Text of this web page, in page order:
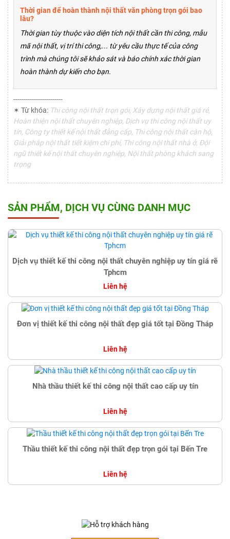
Thời gian để hoàn thành nội thất văn phòng trọn gói bao
lâu?
Thời gian tùy thuộc vào diện tích nội thất cần thi công, mẫu
mã nội thất, vị trí thi công,... từ yêu cầu thực tế của công
trình mà chúng tôi sẽ khảo sát và báo chính xác thời gian
hoàn thành dự kiến cho bạn.
------------------------
✶ Từ khóa: Thi công nội thất trọn gói, Xây dựng nội thất giá rẻ,
Hoàn thiện nội thất chuyên nghiệp, Dịch vụ thi công nội thất uy
tín, Công ty thiết kế nội thất đẳng cấp, Thi công nội thất căn hộ,
Giải pháp nội thất tiết kiệm chi phí, Thi công nội thất nhà ở, Đội
ngũ thiết kế nội thất chuyên nghiệp, Nội thất phòng khách sang
trọng
SẢN PHẨM, DỊCH VỤ CÙNG DANH MỤC
Dịch vụ thiết kế thi công nội thất chuyên nghiệp uy tín giá rẽ
Tphcm
Liên hệ
Đơn vị thiết kế thi công nội thất đẹp giá tốt tại Đồng Tháp
Liên hệ
Nhà thầu thiết kế thi công nội thất cao cấp uy tín
Liên hệ
Thầu thiết kế thi công nội thất đẹp trọn gói tại Bến Tre
Liên hệ